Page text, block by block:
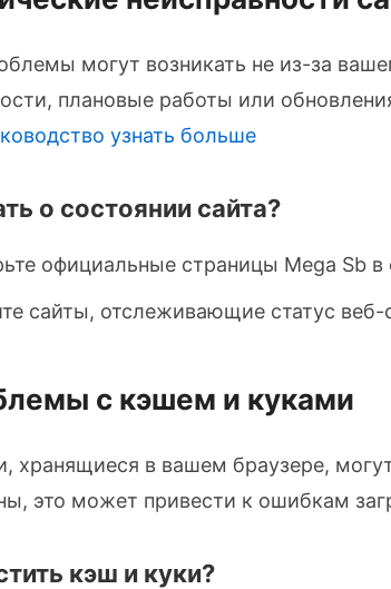
могут возникать не из-за
плановые работы или
узнать больше
о состоянии сайта?
официальные страницы Mega Sb
сайты, отслеживающие статус
с кэшем и куками
хранящиеся в вашем браузере,
это может привести к ошибкам
кэш и куки?